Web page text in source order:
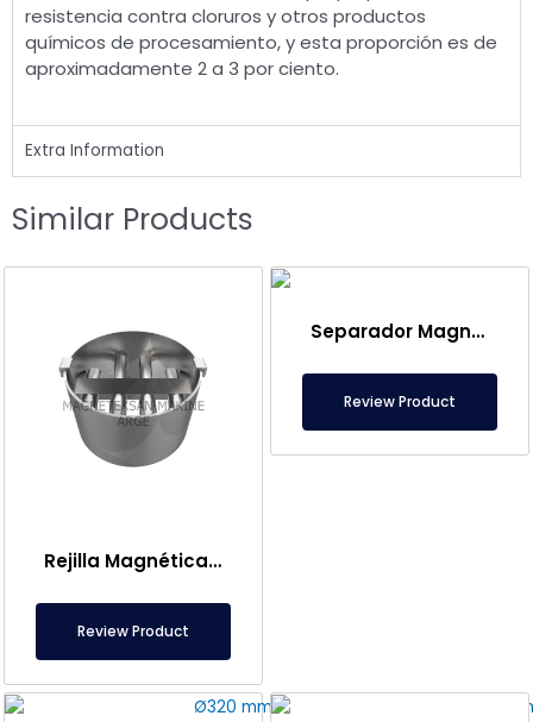
resistencia contra cloruros y otros productos
químicos de procesamiento, y esta proporción es de
aproximadamente 2 a 3 por ciento.
Extra Information
Similar Products
Rejilla Magnética de Neodimio de Tipo Profundo con Entrada y Salida Ø350
Review Product
Separador Magnético de 500 mm – Especial para la Industria Alimentaria y del Plástico
Review Product